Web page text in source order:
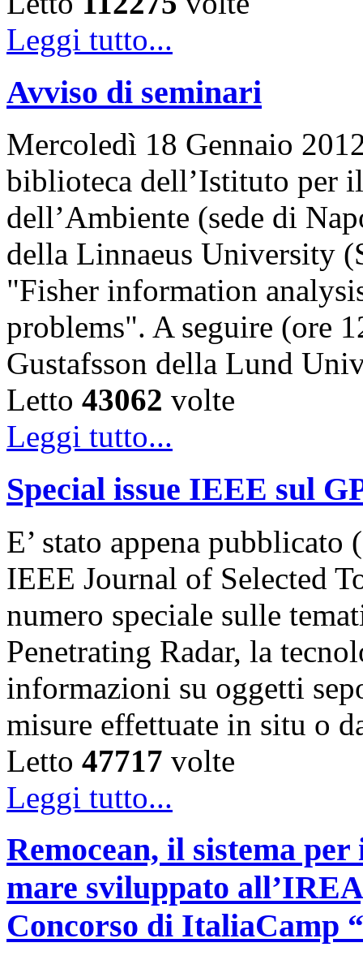
Leggi tutto...
Avviso di seminari
Mercoledì 18 Gennaio
biblioteca dell’Istituto per
dell’Ambiente (sede di
della Linnaeus University
"Fisher information
problems". A seguire (ore
Gustafsson della Lund
Letto 43062 volte
Leggi tutto...
Special issue IEEE sul
E’ stato appena
IEEE Journal of Selected
numero speciale sulle
Penetrating Radar, la
informazioni su oggetti
misure effettuate in situ o
Letto 47717 volte
Leggi tutto...
Remocean, il sistema
mare sviluppato
Concorso di ItaliaCamp